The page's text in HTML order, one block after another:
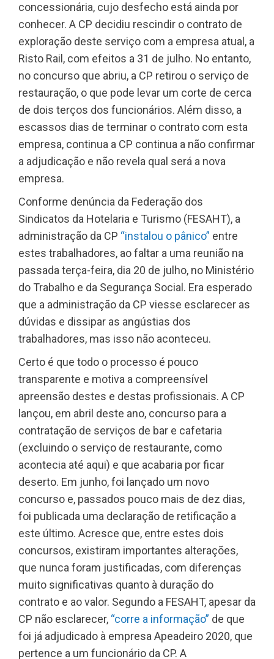
concessionária, cujo desfecho está ainda por
conhecer. A CP decidiu rescindir o contrato de
exploração deste serviço com a empresa atual, a
Risto Rail, com efeitos a 31 de julho. No entanto,
no concurso que abriu, a CP retirou o serviço de
restauração, o que pode levar um corte de cerca
de dois terços dos funcionários. Além disso, a
escassos dias de terminar o contrato com esta
empresa, continua a CP continua a não confirmar
a adjudicação e não revela qual será a nova
empresa.
Conforme denúncia da Federação dos
Sindicatos da Hotelaria e Turismo (FESAHT), a
administração da CP “instalou o pânico” entre
estes trabalhadores, ao faltar a uma reunião na
passada terça-feira, dia 20 de julho, no Ministério
do Trabalho e da Segurança Social. Era esperado
que a administração da CP viesse esclarecer as
dúvidas e dissipar as angústias dos
trabalhadores, mas isso não aconteceu.
Certo é que todo o processo é pouco
transparente e motiva a compreensível
apreensão destes e destas profissionais. A CP
lançou, em abril deste ano, concurso para a
contratação de serviços de bar e cafetaria
(excluindo o serviço de restaurante, como
acontecia até aqui) e que acabaria por ficar
deserto. Em junho, foi lançado um novo
concurso e, passados pouco mais de dez dias,
foi publicada uma declaração de retificação a
este último. Acresce que, entre estes dois
concursos, existiram importantes alterações,
que nunca foram justificadas, com diferenças
muito significativas quanto à duração do
contrato e ao valor. Segundo a FESAHT, apesar da
CP não esclarecer, “corre a informação” de que
foi já adjudicado à empresa Apeadeiro 2020, que
pertence a um funcionário da CP. A